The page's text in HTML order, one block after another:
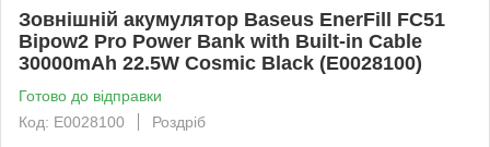
Зовнішній акумулятор Baseus EnerFill FC51
Bipow2 Pro Power Bank with Built-in Cable
30000mAh 22.5W Cosmic Black (E0028100)
Готово до відправки
Код: E0028100
Роздріб